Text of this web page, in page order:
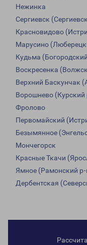
Нежинка
Сергиевск
Красновидово
Марусино
Кудьма
Воскресенка
Верхний Баскунчак
Ворошнево (Курский
Фролово
Первомайский
Безымянное
Мончегорск
Красные Ткачи
Ямное (Рамонский р-
Дербентская